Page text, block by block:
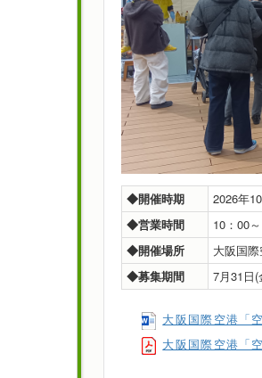
◆開催時期
2026年
◆営業時間
10：00
◆開催場所
大阪国
◆募集期間
7月31日
大阪国際空港「
大阪国際空港「